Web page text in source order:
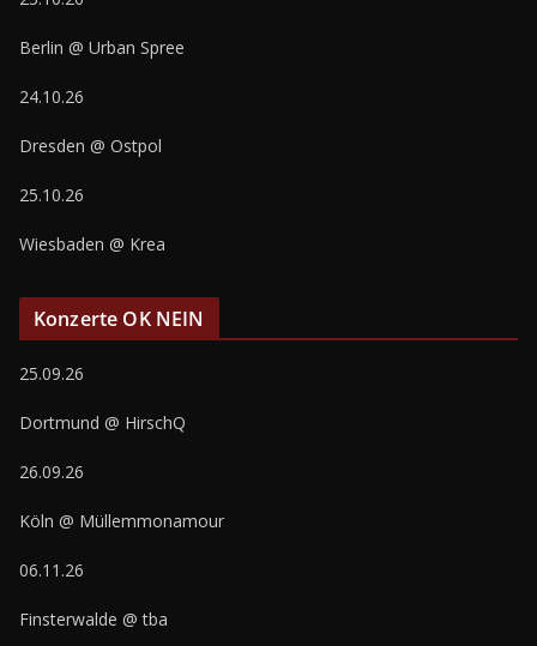
Berlin @ Urban Spree
24.10.26
Dresden @ Ostpol
25.10.26
Wiesbaden @ Krea
Konzerte OK NEIN
25.09.26
Dortmund @ HirschQ
26.09.26
Köln @ Müllemmonamour
06.11.26
Finsterwalde @ tba